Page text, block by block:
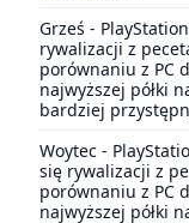
Grześ -
rywalizacji z
porównaniu z PC
najwyższej półki
bardziej
Woytec -
się rywalizacji z
porównaniu z PC
najwyższej półki